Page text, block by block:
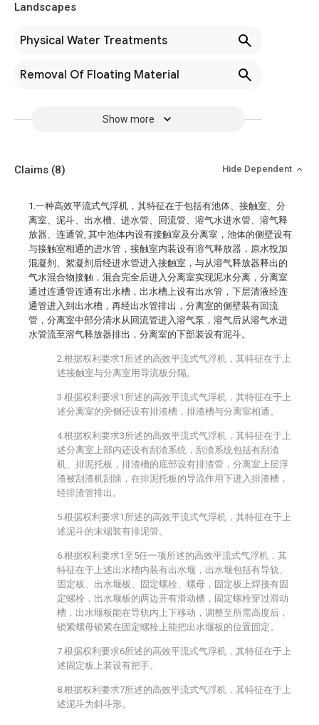
Landscapes
Physical Water Treatments
Removal Of Floating Material
Show more
Claims (8) Hide Dependent
1.一种高效平流式气浮机，其特征在于包括有池体、接触室、分
离室、泥斗、出水槽、进水管、回流管、溶气水进水管、溶气释
放器、连通管, 其中池体内设有接触室及分离室，池体的侧壁设有
与接触室相通的进水管，接触室内装设有溶气释放器，原水投加
混凝剂、絮凝剂后经进水管进入接触室，与从溶气释放器释出的
气水混合物接触，混合完全后进入分离室实现泥水分离，分离室
通过连通管连通有出水槽，出水槽上设有出水管，下层清液经连
通管进入到出水槽，再经出水管排出，分离室的侧壁装有回流
管，分离室中部分清水从回流管进入溶气泵，溶气后从溶气水进
水管流至溶气释放器排出，分离室的下部装设有泥斗。
2.根据权利要求1所述的高效平流式气浮机，其特征在于上
述接触室与分离室用导流板分隔。
3.根据权利要求1所述的高效平流式气浮机，其特征在于上
述分离室的旁侧还设有排渣槽，排渣槽与分离室相通。
4.根据权利要求3所述的高效平流式气浮机，其特征在于上
述分离室上部内还设有刮渣系统，刮渣系统包括有刮渣
机、排泥托板，排渣槽的底部设有排渣管，分离室上层浮
渣被刮渣机刮除，在排泥托板的导流作用下进入排渣槽，
经排渣管排出。
5.根据权利要求1所述的高效平流式气浮机，其特征在于上
述泥斗的末端装有排泥管。
6.根据权利要求1至5任一项所述的高效平流式气浮机，其
特征在于上述出水槽内装有出水堰，出水堰包括有导轨、
固定板、出水堰板、固定螺栓、螺母，固定板上焊接有固
定螺栓，出水堰板的两边开有滑动槽，固定螺栓穿过滑动
槽，出水堰板能在导轨内上下移动，调整至所需高度后，
锁紧螺母锁紧在固定螺栓上能把出水堰板的位置固定。
7.根据权利要求6所述的高效平流式气浮机，其特征在于上
述固定板上装设有把手。
8.根据权利要求7所述的高效平流式气浮机，其特征在于上
述泥斗为斜斗形。